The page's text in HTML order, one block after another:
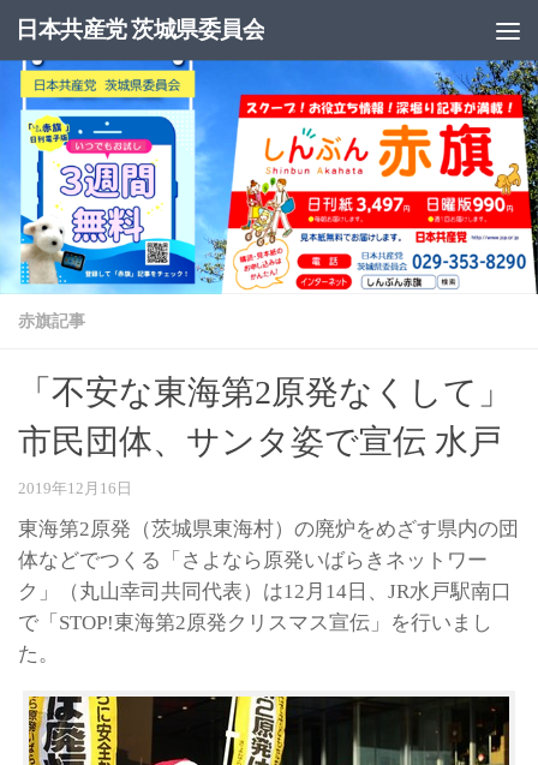
コンテンツへスキップ
日本共産党 茨城県委員会
赤旗記事
「不安な東海第2原発なくして」
市民団体、サンタ姿で宣伝 水戸
2019年12月16日
東海第2原発（茨城県東海村）の廃炉をめざす県内の団
体などでつくる「さよなら原発いばらきネットワー
ク」（丸山幸司共同代表）は12月14日、JR水戸駅南口
で「STOP!東海第2原発クリスマス宣伝」を行いまし
た。